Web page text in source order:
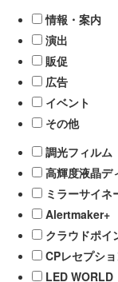
情報・案内
演出
販促
広告
イベント
その他
調光フィルム
高輝度液晶デ
ミラーサイネ
Alertmaker+
クラウドポイ
CPレセプシ
LED WORLD